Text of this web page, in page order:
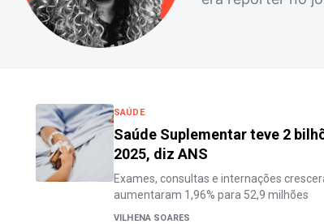
SAÚDE
Saúde Suplementar teve 2
2025, diz ANS
Exames, consultas e internações
aumentaram 1,96% para 52,9 milhões
VILHENA SOARES